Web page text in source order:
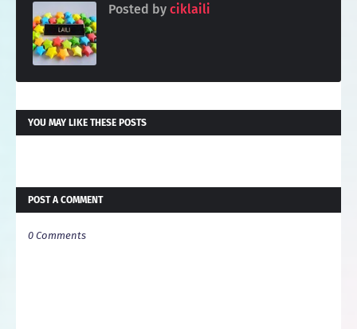
Posted by ciklaili
YOU MAY LIKE THESE POSTS
POST A COMMENT
0 Comments